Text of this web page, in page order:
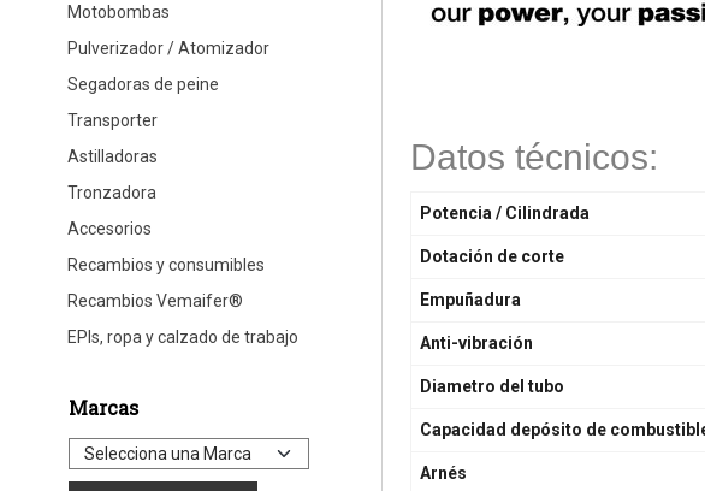
Motobombas
Pulverizador / Atomizador
Segadoras de peine
Transporter
Astilladoras
Tronzadora
Accesorios
Recambios y consumibles
Recambios Vemaifer®
EPIs, ropa y calzado de trabajo
Marcas
Datos técnicos:
Potencia / Cilindrada
Dotación de corte
Empuñadura
Anti-vibración
Diametro del tubo
Capacidad depósito de
Arnés